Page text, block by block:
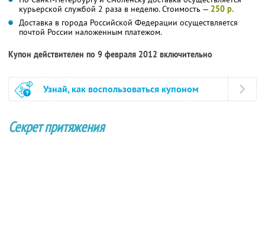
курьерской службой 2 раза в неделю. Стоимость — 250 р.
Доставка в города Российской Федерации осуществляется
почтой России наложенным платежом.
Купон действителен по 9 февраля 2012 включительно
Узнай, как воспользоваться купоном
Секрет притяжения